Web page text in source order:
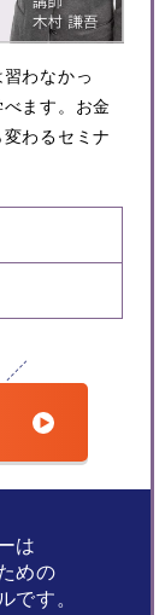
わなかっ
ます。お金
わるセミナ
は
めの
です。